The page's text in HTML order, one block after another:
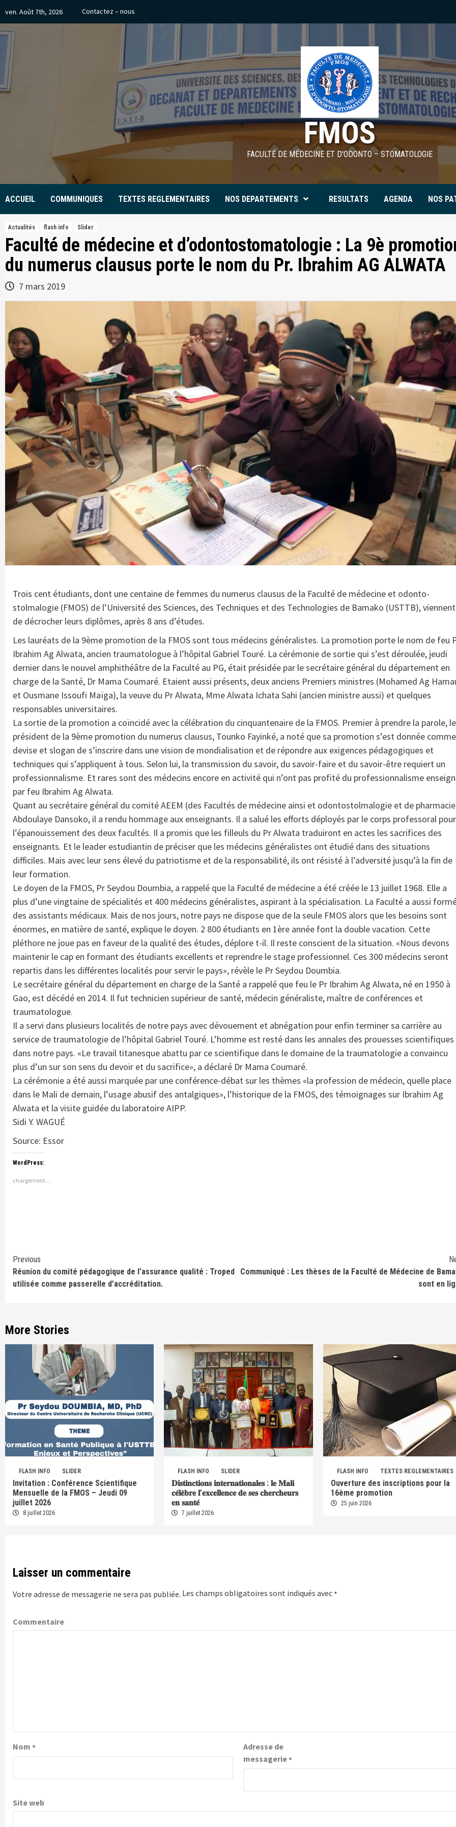
content
ven. Août 7th, 2026 Contactez – nous
FMOS
FACULTÉ DE MÉDECINE ET D'ODONTO – STOMATOLOGIE
ACCUEIL COMMUNIQUES TEXTES REGLEMENTAIRES NOS DEPARTEMENTS RESULTATS AGENDA NOS
Actualités flash info Slider
Faculté de médecine et d’odontostomatologie : La 9è
du numerus clausus porte le nom du Pr. Ibrahim AG ALWATA
7 mars 2019
Trois cent étudiants, dont une centaine de femmes du numerus clausus de la Faculté de médecine et odonto-
stolmalogie (FMOS) de l’Université des Sciences, des Techniques et des Technologies de Bamako (USTTB), viennent
de décrocher leurs diplômes, après 8 ans d’études.
Les lauréats de la 9ème promotion de la FMOS sont tous médecins généralistes. La promotion porte le nom de feu
Ibrahim Ag Alwata, ancien traumatologue à l’hôpital Gabriel Touré. La cérémonie de sortie qui s’est déroulée, jeudi
dernier dans le nouvel amphithéâtre de la Faculté au PG, était présidée par le secrétaire général du département en
charge de la Santé, Dr Mama Coumaré. Etaient aussi présents, deux anciens Premiers ministres (Mohamed Ag
et Ousmane Issoufi Maïga), la veuve du Pr Alwata, Mme Alwata Ichata Sahi (ancien ministre aussi) et quelques
responsables universitaires.
La sortie de la promotion a coïncidé avec la célébration du cinquantenaire de la FMOS. Premier à prendre la parole, le
président de la 9ème promotion du numerus clausus, Tounko Fayinké, a noté que sa promotion s’est donnée comme
devise et slogan de s’inscrire dans une vision de mondialisation et de répondre aux exigences pédagogiques et
techniques qui s’appliquent à tous. Selon lui, la transmission du savoir, du savoir-faire et du savoir-être requiert un
professionnalisme. Et rares sont des médecins encore en activité qui n’ont pas profité du professionnalisme
par feu Ibrahim Ag Alwata.
Quant au secrétaire général du comité AEEM (des Facultés de médecine ainsi et odontostolmalogie et de
Abdoulaye Dansoko, il a rendu hommage aux enseignants. Il a salué les efforts déployés par le corps professoral pour
l’épanouissement des deux facultés. Il a promis que les filleuls du Pr Alwata traduiront en actes les sacrifices des
enseignants. Et le leader estudiantin de préciser que les médecins généralistes ont étudié dans des situations
difficiles. Mais avec leur sens élevé du patriotisme et de la responsabilité, ils ont résisté à l’adversité jusqu’à la fin de
leur formation.
Le doyen de la FMOS, Pr Seydou Doumbia, a rappelé que la Faculté de médecine a été créée le 13 juillet 1968. Elle a
plus d’une vingtaine de spécialités et 400 médecins généralistes, aspirant à la spécialisation. La Faculté a aussi
des assistants médicaux. Mais de nos jours, notre pays ne dispose que de la seule FMOS alors que les besoins sont
énormes, en matière de santé, explique le doyen. 2 800 étudiants en 1ère année font la double vacation. Cette
pléthore ne joue pas en faveur de la qualité des études, déplore t-il. Il reste conscient de la situation. «Nous devons
maintenir le cap en formant des étudiants excellents et reprendre le stage professionnel. Ces 300 médecins seront
repartis dans les différentes localités pour servir le pays», révèle le Pr Seydou Doumbia.
Le secrétaire général du département en charge de la Santé a rappelé que feu le Pr Ibrahim Ag Alwata, né en 1950 à
Gao, est décédé en 2014. Il fut technicien supérieur de santé, médecin généraliste, maître de conférences et
traumatologue.
Il a servi dans plusieurs localités de notre pays avec dévouement et abnégation pour enfin terminer sa carrière au
service de traumatologie de l’hôpital Gabriel Touré. L’homme est resté dans les annales des prouesses scientifiques
dans notre pays. «Le travail titanesque abattu par ce scientifique dans le domaine de la traumatologie a convaincu
plus d’un sur son sens du devoir et du sacrifice», a déclaré Dr Mama Coumaré.
La cérémonie a été aussi marquée par une conférence-débat sur les thèmes «la profession de médecin, quelle place
dans le Mali de demain, l’usage abusif des antalgiques», l’historique de la FMOS, des témoignages sur Ibrahim Ag
Alwata et la visite guidée du laboratoire AIPP.
Sidi Y. WAGUÉ
Source: Essor
WordPress:
chargement…
Continue
Reading
Previous
Réunion du comité pédagogique de l’assurance qualité : Troped
utilisée comme passerelle d’accréditation.
Communiqué : Les thèses de la Faculté de Médecine de
sont en
More Stories
FLASH INFO SLIDER
Invitation : Conférence Scientifique
Mensuelle de la FMOS – Jeudi 09
juillet 2026
8 juillet 2026
FLASH INFO SLIDER
𝐃𝐢𝐬𝐭𝐢𝐧𝐜𝐭𝐢𝐨𝐧𝐬 𝐢𝐧𝐭𝐞𝐫𝐧𝐚𝐭𝐢𝐨𝐧𝐚𝐥𝐞𝐬 : 𝐥𝐞 𝐌𝐚𝐥𝐢
𝐜𝐞́𝐥𝐞̀𝐛𝐫𝐞 𝐥’𝐞𝐱𝐜𝐞𝐥𝐥𝐞𝐧𝐜𝐞 𝐝𝐞 𝐬𝐞𝐬 𝐜𝐡𝐞𝐫𝐜𝐡𝐞𝐮𝐫𝐬
𝐞𝐧 𝐬𝐚𝐧𝐭𝐞́
7 juillet 2026
FLASH INFO TEXTES REGLEMENTAIRES
Ouverture des inscriptions pour la
16ème promotion
25 juin 2026
Laisser un commentaire
Votre adresse de messagerie ne sera pas publiée. Les champs obligatoires sont indiqués avec *
Commentaire
Nom *
Adresse de
messagerie*
Site web